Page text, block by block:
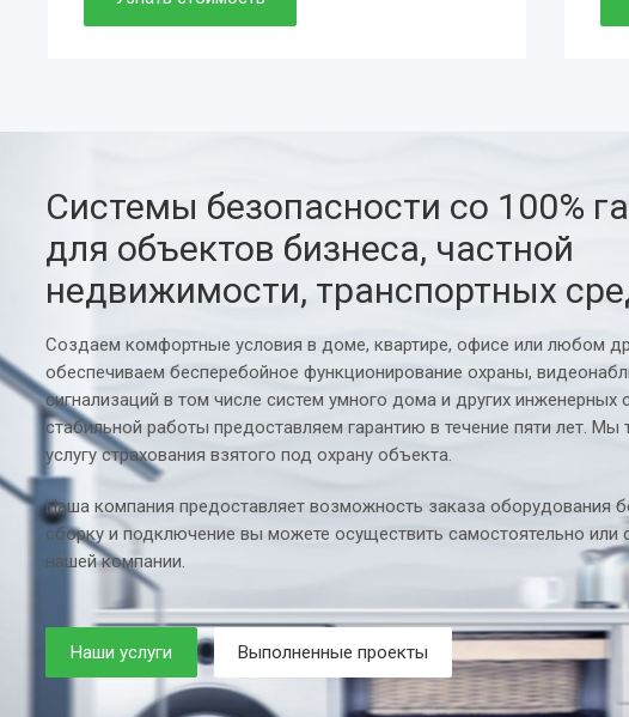
Если работаете вдолгую.
Системы безопасности со 100%
для объектов бизнеса, частной
недвижимости, транспортных
Создаем комфортные условия в доме, квартире, офисе или любом
обеспечиваем бесперебойное функционирование охраны,
сигнализаций в том числе систем умного дома и других инженерных
стабильной работы предоставляем гарантию в течение пяти лет.
услугу страхования взятого под охрану объекта.
Наша компания предоставляет возможность заказа оборудования
сборку и подключение вы можете осуществить самостоятельно или
нашей компании.
Наши услуги Выполненные проекты